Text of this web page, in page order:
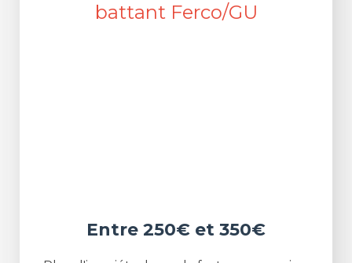
battant Ferco/GU
Entre 250€ et 350€